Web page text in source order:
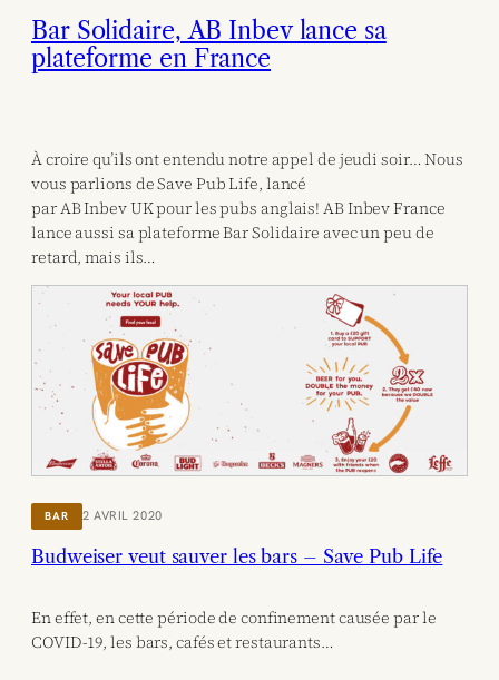
Bar Solidaire, AB Inbev lance sa
plateforme en France
À croire qu’ils ont entendu notre appel de jeudi soir… Nous
vous parlions de Save Pub Life, lancé
par AB Inbev UK pour les pubs anglais! AB Inbev France
lance aussi sa plateforme Bar Solidaire avec un peu de
retard, mais ils…
BAR 2 AVRIL 2020
Budweiser veut sauver les bars – Save Pub Life
En effet, en cette période de confinement causée par le
COVID-19, les bars, cafés et restaurants…